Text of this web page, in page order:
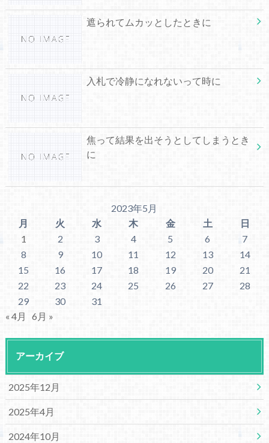
遮られてムカッとしたときに
入札で冷静になれないって時に
焦って結果を出そうとしてしまうとき
に
2023年5月
月
火 水 木 金 土
日
1
2 3 4 5 6
7
8
9 10 11 12 13
14
15
16 17 18 19 20
21
22
23 24 25 26 27
28
29
30
31
« 4月
6月 »
アーカイブ
2025年12月
2025年4月
2024年10月